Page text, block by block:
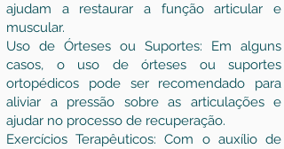
ajudam a restaurar a função articular e
muscular.
Uso de Órteses ou Suportes: Em alguns
casos, o uso de órteses ou suportes
ortopédicos pode ser recomendado para
aliviar a pressão sobre as articulações e
ajudar no processo de recuperação.
Exercícios Terapêuticos: Com o auxílio de